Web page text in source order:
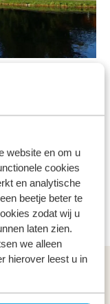
website en om u
cookies
en analytische
beetje beter te
zodat wij u
laten zien.
we alleen
hierover leest u in
een
of een
Arnhem is
mag een
ontbreken.